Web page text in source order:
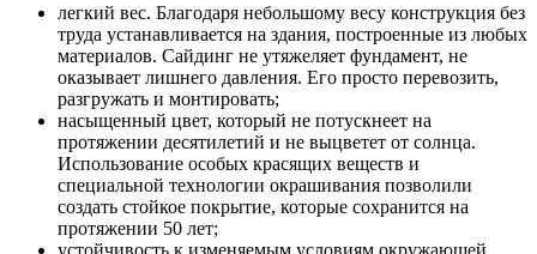
легкий вес. Благодаря небольшому весу конструкция без
труда устанавливается на здания, построенные из любых
материалов. Сайдинг не утяжеляет фундамент, не
оказывает лишнего давления. Его просто перевозить,
разгружать и монтировать;
насыщенный цвет, который не потускнеет на
протяжении десятилетий и не выцветет от солнца.
Использование особых красящих веществ и
специальной технологии окрашивания позволили
создать стойкое покрытие, которые сохранится на
протяжении 50 лет;
устойчивость к изменяемым условиям окружающей